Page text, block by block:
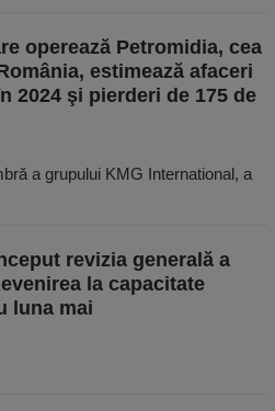
operează Petromidia, cea
estimează afaceri
2024 şi pierderi de 175 de
a grupului KMG International, a
revizia generală a
la capacitate
luna mai